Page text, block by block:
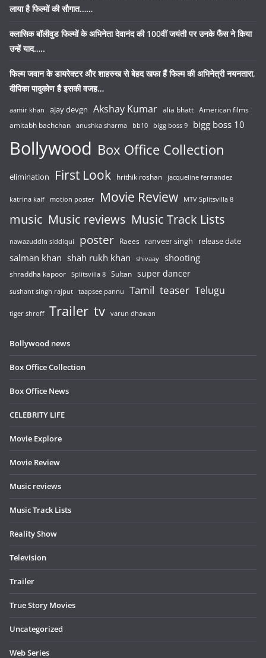
लाया है फिल्मों की सौगात……
क्लासिक बॉलीवुड फिल्मों के अभिनेता देवानंद की 100वीं जयंती पर उनके फैंस ने किया
उन्हें याद…..
फिल्म जवान के डायरेक्टर और शाहरुख से बेहद खफा हैं फिल्म की अभिनेत्री नयनतारा,
दीपिका पादुकोण है इसकी वजह…
aamir khan ajay devgn Akshay Kumar alia bhatt American films
amitabh bachchan anushka sharma bb10 bigg boss 9 bigg boss 10
Bollywood Box Office Collection
elimination First Look hrithik roshan jacqueline fernandez
katrina kaif motion poster Movie Review MTV Splitsvilla 8
music Music reviews Music Track Lists
nawazuddin siddiqui poster Raees ranveer singh release date
salman khan shah rukh khan shivaay shooting
shraddha kapoor Splitsvilla 8 Sultan super dancer
sushant singh rajput taapsee pannu Tamil teaser Telugu
tiger shroff Trailer tv varun dhawan
Bollywood news
Box Office Collection
Box Office News
CELEBRITY LIFE
Movie Explore
Movie Review
Music reviews
Music Track Lists
Reality Show
Television
Trailer
True Story Movies
Uncategorized
Web Series